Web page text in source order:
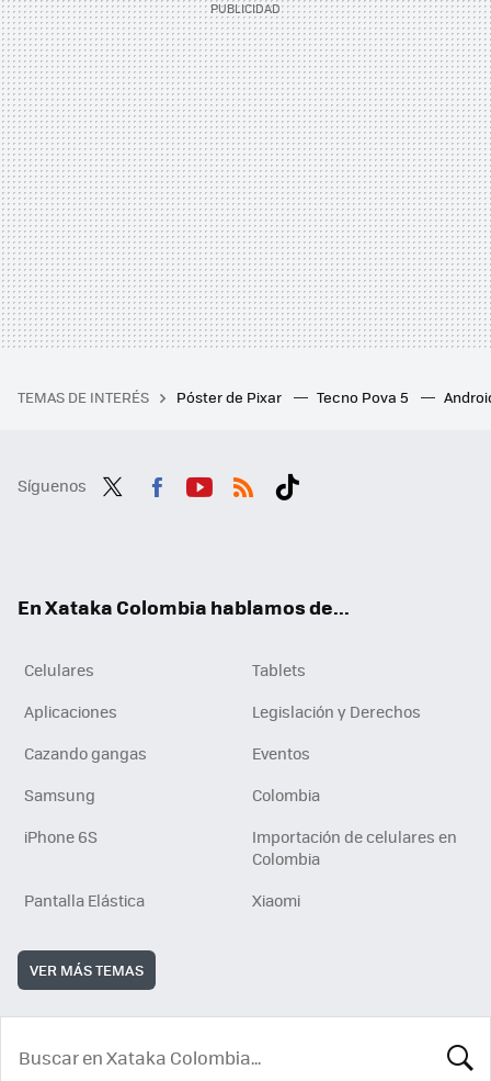
TEMAS DE INTERÉS Póster de Pixar Tecno Pova 5
Síguenos
En Xataka Colombia hablamos de...
Celulares
Tablets
Aplicaciones
Legislación y Derechos
Cazando gangas
Eventos
Samsung
Colombia
iPhone 6S
Importación de celulares en
Colombia
Pantalla Elástica
Xiaomi
VER MÁS TEMAS